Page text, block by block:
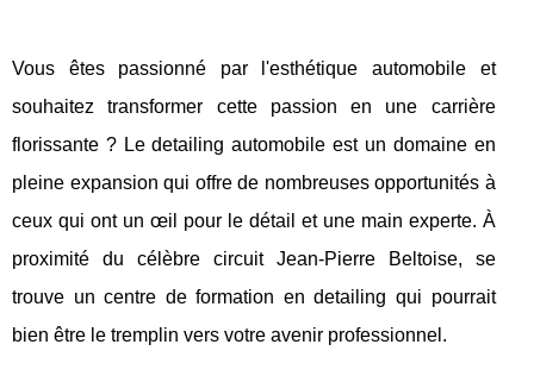
Vous êtes passionné par l'esthétique automobile et
souhaitez transformer cette passion en une carrière
florissante ? Le detailing automobile est un domaine en
pleine expansion qui offre de nombreuses opportunités à
ceux qui ont un œil pour le détail et une main experte. À
proximité du célèbre circuit Jean-Pierre Beltoise, se
trouve un centre de formation en detailing qui pourrait
bien être le tremplin vers votre avenir professionnel.